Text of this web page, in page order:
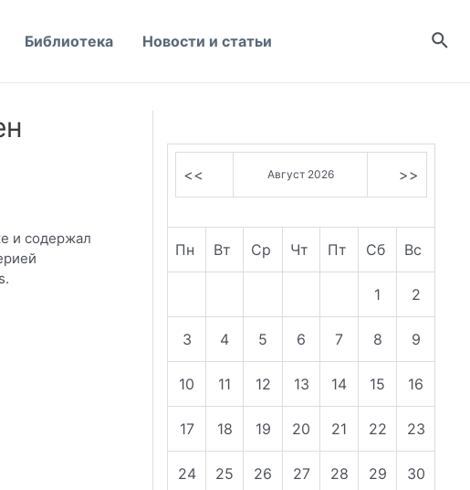
Библиотека Новости и статьи
и содержал
<< Август 2026 >>
Пн Вт Ср Чт Пт Сб Вс
1 2
3 4 5 6 7 8 9
10 11 12 13 14 15 16
17 18 19 20 21 22 23
24 25 26 27 28 29 30